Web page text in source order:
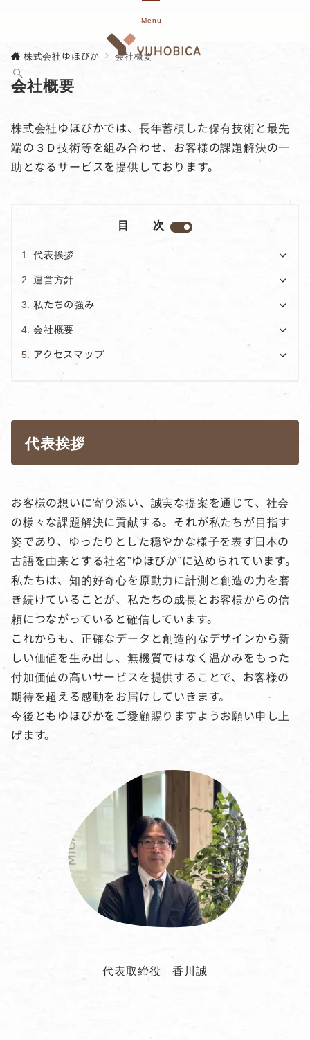
Menu
株式会社ゆほびか 会社概要
会社概要
株式会社ゆほびかでは、長年蓄積した保有技術と最先
端の３Ｄ技術等を組み合わせ、お客様の課題解決の一
助となるサービスを提供しております。
目 次
代表挨拶
運営方針
私たちの強み
会社概要
アクセスマップ
代表挨拶
お客様の想いに寄り添い、誠実な提案を通じて、社会
の様々な課題解決に貢献する。それが私たちが目指す
姿であり、ゆったりとした穏やかな様子を表す日本の
古語を由来とする社名”ゆほびか”に込められています。
私たちは、知的好奇心を原動力に計測と創造の力を磨
き続けていることが、私たちの成長とお客様からの信
頼につながっていると確信しています。
これからも、正確なデータと創造的なデザインから新
しい価値を生み出し、無機質ではなく温かみをもった
付加価値の高いサービスを提供することで、お客様の
期待を超える感動をお届けしていきます。
今後ともゆほびかをご愛顧賜りますようお願い申し上
げます。
代表取締役 香川誠